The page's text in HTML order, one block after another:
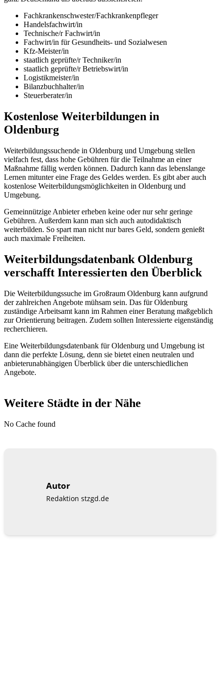
Fachkrankenschwester/Fachkrankenpfleger
Handelsfachwirt/in
Technische/r Fachwirt/in
Fachwirt/in für Gesundheits- und Sozialwesen
Kfz-Meister/in
staatlich geprüfte/r Techniker/in
staatlich geprüfte/r Betriebswirt/in
Logistikmeister/in
Bilanzbuchhalter/in
Steuerberater/in
Kostenlose Weiterbildungen in
Oldenburg
Weiterbildungssuchende in Oldenburg und Umgebung stellen
vielfach fest, dass hohe Gebühren für die Teilnahme an einer
Maßnahme fällig werden können. Dadurch kann das lebenslange
Lernen mitunter eine Frage des Geldes werden. Es gibt aber auch
kostenlose Weiterbildungsmöglichkeiten in Oldenburg und
Umgebung.
Gemeinnützige Anbieter erheben keine oder nur sehr geringe
Gebühren. Außerdem kann man sich auch autodidaktisch
weiterbilden. So spart man nicht nur bares Geld, sondern genießt
auch maximale Freiheiten.
Weiterbildungsdatenbank Oldenburg
verschafft Interessierten den Überblick
Die Weiterbildungssuche im Großraum Oldenburg kann aufgrund
der zahlreichen Angebote mühsam sein. Das für Oldenburg
zuständige Arbeitsamt kann im Rahmen einer Beratung maßgeblich
zur Orientierung beitragen. Zudem sollten Interessierte eigenständig
recherchieren.
Eine Weiterbildungsdatenbank für Oldenburg und Umgebung ist
dann die perfekte Lösung, denn sie bietet einen neutralen und
anbieterunabhängigen Überblick über die unterschiedlichen
Angebote.
Weitere Städte in der Nähe
No Cache found
Autor
Redaktion stzgd.de